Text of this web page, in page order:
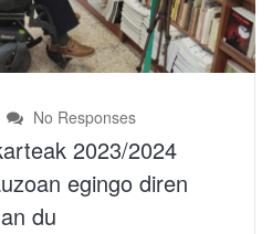
No Responses
2023/2024
egingo diren
du